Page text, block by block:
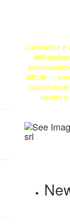
L’umorismo
difficile …
capaci di
oscuro o